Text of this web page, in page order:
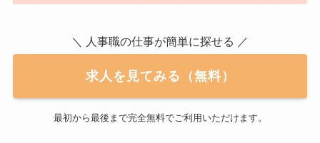
＼ 人事職の仕事が簡単に探せる ／
求人を見てみる（無料）
最初から最後まで完全無料でご利用いただけます。